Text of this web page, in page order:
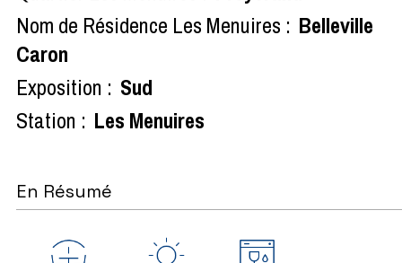
Nom de Résidence Les Menuires : Belleville
Caron
Exposition : Sud
Station : Les Menuires
En Résumé